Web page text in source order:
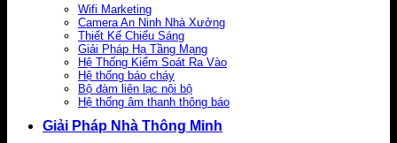
Wifi Marketing
Camera An Ninh Nhà Xưởng
Thiết Kế Chiếu Sáng
Giải Pháp Hạ Tầng Mạng
Hệ Thống Kiểm Soát Ra Vào
Hệ thống báo cháy
Bộ đàm liên lạc nội bộ
Hệ thống âm thanh thông báo
Giải Pháp Nhà Thông Minh